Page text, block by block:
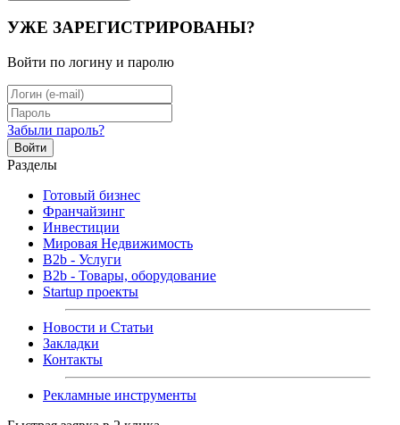
УЖЕ ЗАРЕГИСТРИРОВАНЫ?
Войти по логину и паролю
Забыли пароль?
Войти
Разделы
Готовый бизнес
Франчайзинг
Инвестиции
Мировая Недвижимость
B2b - Услуги
B2b - Товары, оборудование
Startup проекты
Новости и Статьи
Закладки
Контакты
Рекламные инструменты